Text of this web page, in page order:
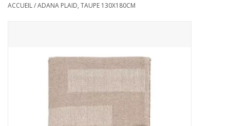
ACCUEIL/ADANA PLAID, TAUPE 130X180CM